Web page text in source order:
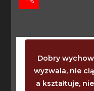
Dobry
wyzwala, nie
a kształtuje,